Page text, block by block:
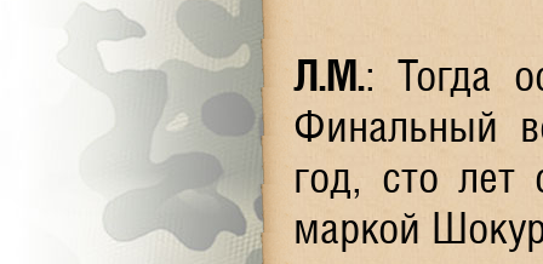
Л.М.: Тогда
Финальный
год, сто лет
маркой